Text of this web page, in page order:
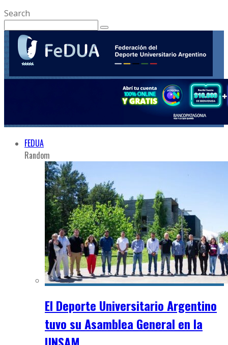
Search
FEDUA
Random
El Deporte Universitario Argentino
tuvo su Asamblea General en la